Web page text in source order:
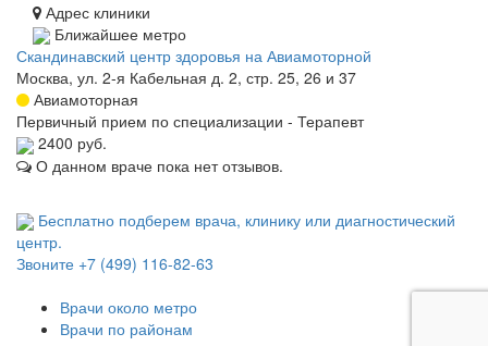
Адрес клиники
Ближайшее метро
Скандинавский центр здоровья на Авиамоторной
Москва, ул. 2-я Кабельная д. 2, стр. 25, 26 и 37
Авиамоторная
Первичный прием по специализации - Терапевт
2400 руб.
О данном враче пока нет отзывов.
Бесплатно подберем врача, клинику или диагностический
центр.
Звоните +7 (499) 116-82-63
Врачи около метро
Врачи по районам